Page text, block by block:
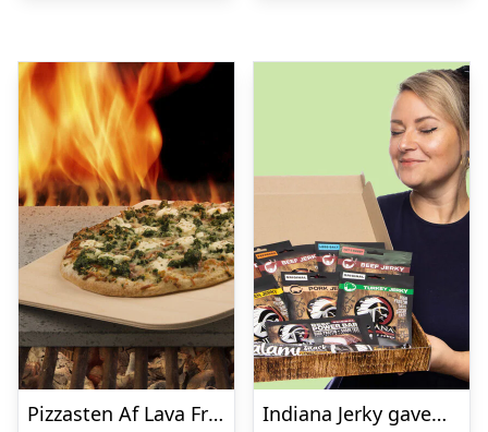
Pizzasten Af Lava Fra Etna Indiana Jerky gaveæske